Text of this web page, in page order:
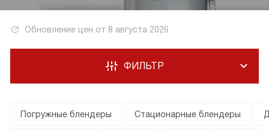
Обновление цен от 8 августа 2026
ФИЛЬТР
Погружные блендеры Стационарные блендеры